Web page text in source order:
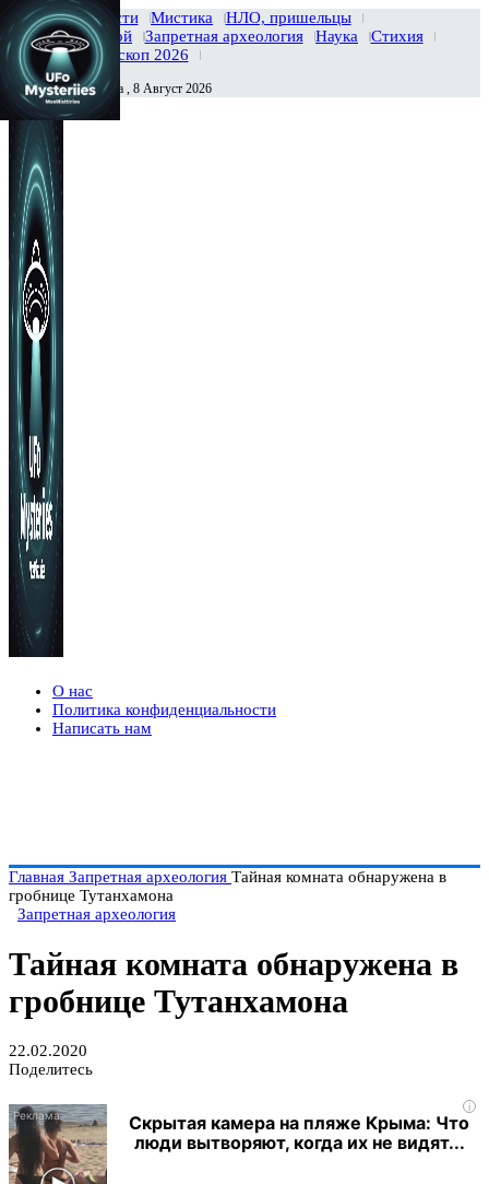
Главная Новости Мистика
НЛО, пришельцы
Тайны вселенной
Запретная археология Наука
Стихия
История
Гороскоп 2026
Сегодня Суббота , 8 Август 2026
О нас
Политика конфиденциальности
Написать нам
Главная Запретная археология Тайная комната обнаружена в
гробнице Тутанхамона
Запретная археология
Тайная комната обнаружена в
гробнице Тутанхамона
22.02.2020
Поделитесь
i
Скрытая камера на пляже Крыма: Что
люди вытворяют, когда их не видят...